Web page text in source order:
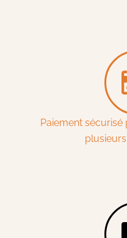
Paiement sécurisé